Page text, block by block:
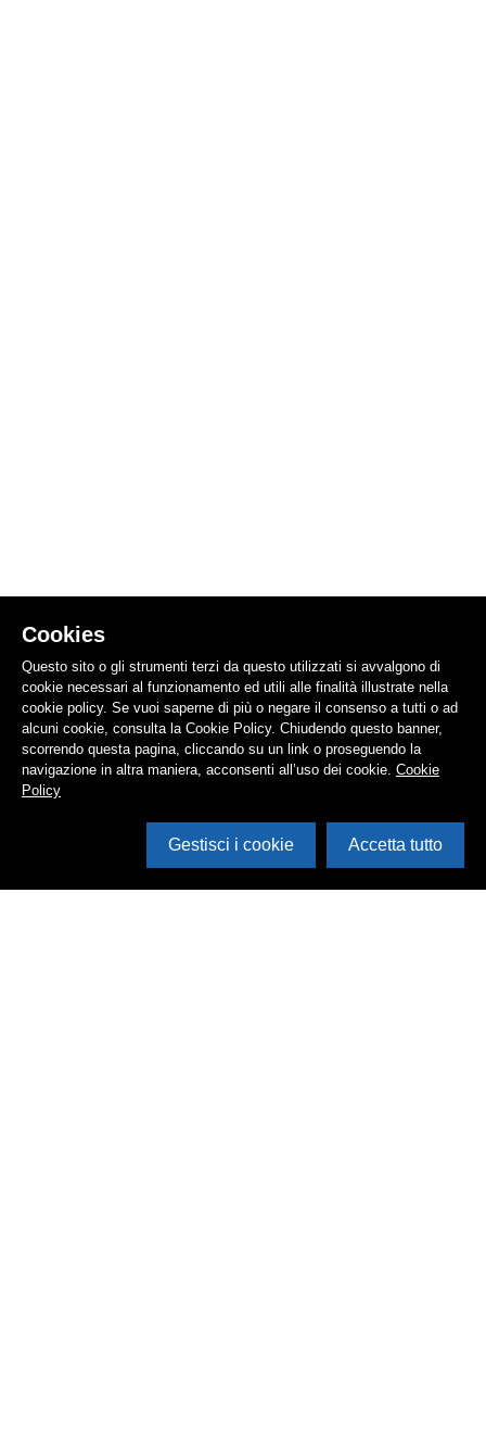
Cookies
Questo sito o gli strumenti terzi da questo utilizzati si avvalgono di
cookie necessari al funzionamento ed utili alle finalità illustrate nella
cookie policy. Se vuoi saperne di più o negare il consenso a tutti o ad
alcuni cookie, consulta la Cookie Policy. Chiudendo questo banner,
scorrendo questa pagina, cliccando su un link o proseguendo la
navigazione in altra maniera, acconsenti all’uso dei cookie. Cookie
Policy
Gestisci i cookie Accetta tutto